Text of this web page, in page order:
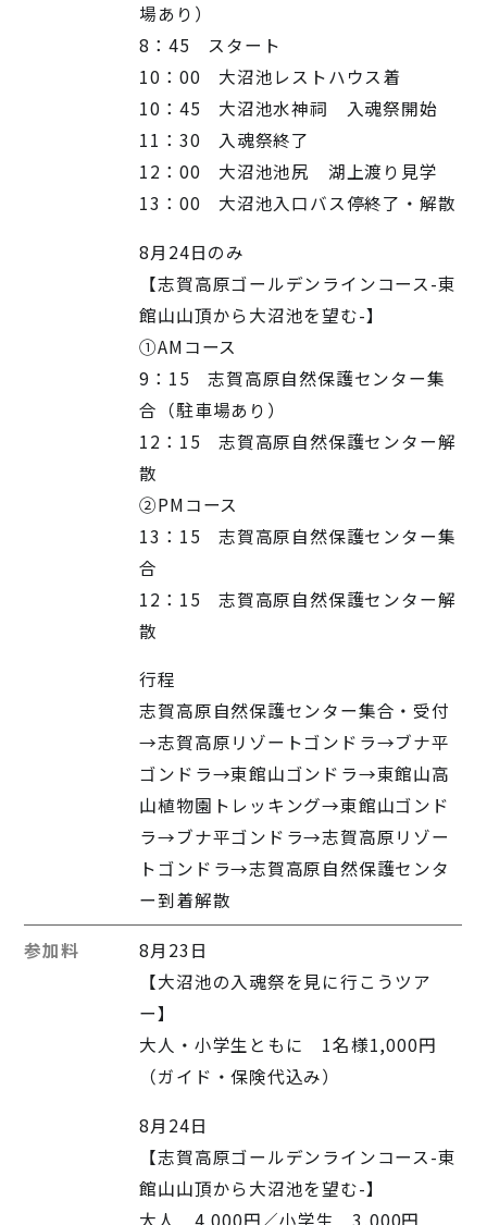
場あり）
8：45 スタート
10：00 大沼池レストハウス着
10：45 大沼池水神祠 入魂祭開始
11：30 入魂祭終了
12：00 大沼池池尻 湖上渡り見学
13：00 大沼池入口バス停終了・解散
8月24日のみ
【志賀高原ゴールデンラインコース-東
館山山頂から大沼池を望む-】
①AMコース
9：15 志賀高原自然保護センター集
合（駐車場あり）
12：15 志賀高原自然保護センター解
散
②PMコース
13：15 志賀高原自然保護センター集
合
12：15 志賀高原自然保護センター解
散
行程
志賀高原自然保護センター集合・受付
→志賀高原リゾートゴンドラ→ブナ平
ゴンドラ→東館山ゴンドラ→東館山高
山植物園トレッキング→東館山ゴンド
ラ→ブナ平ゴンドラ→志賀高原リゾー
トゴンドラ→志賀高原自然保護センタ
ー到着解散
参加料
8月23日
【大沼池の入魂祭を見に行こうツア
ー】
大人・小学生ともに 1名様1,000円
（ガイド・保険代込み）
8月24日
【志賀高原ゴールデンラインコース-東
館山山頂から大沼池を望む-】
大人 4,000円／小学生 3,000円